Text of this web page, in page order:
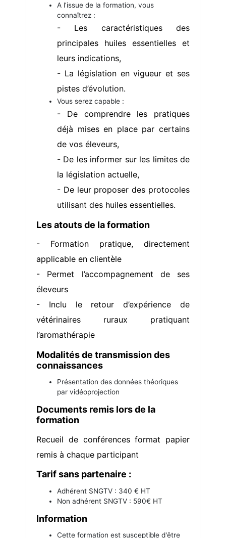
A l’issue de la formation, vous
connaîtrez :
- Les caractéristiques des
principales huiles essentielles et
leurs indications,
- La législation en vigueur et ses
pistes d’évolution.
Vous serez capable :
- De comprendre les pratiques
déjà mises en place par certains
de vos éleveurs,
- De les informer sur les limites de
la législation actuelle,
- De leur proposer des protocoles
utilisant des huiles essentielles.
Les atouts de la formation
- Formation pratique, directement
applicable en clientèle
- Permet l’accompagnement de ses
éleveurs
- Inclu le retour d’expérience de
vétérinaires ruraux pratiquant
l’aromathérapie
Modalités de transmission des
connaissances
Présentation des données théoriques
par vidéoprojection
Documents remis lors de la
formation
Recueil de conférences format papier
remis à chaque participant
Tarif sans partenaire :
Adhérent SNGTV : 340 € HT
Non adhérent SNGTV : 590€ HT
Information
Cette formation est susceptible d'être